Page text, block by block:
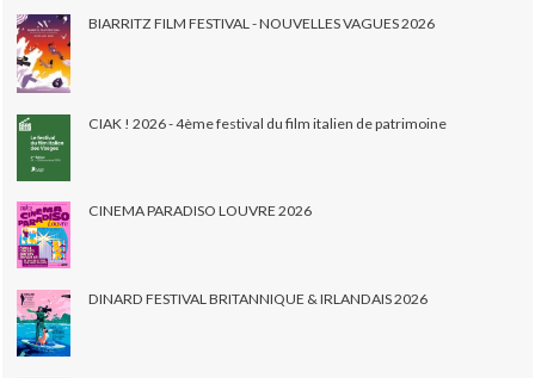
BIARRITZ FILM FESTIVAL - NOUVELLES VAGUES 2026
CIAK ! 2026 - 4ème festival du film italien de patrimoine
CINEMA PARADISO LOUVRE 2026
DINARD FESTIVAL BRITANNIQUE & IRLANDAIS 2026